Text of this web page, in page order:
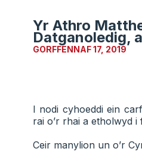
Yr Athro
Datganoledig,
GORFFENNAF 17, 2019
I nodi cyhoeddi ein
rai o’r rhai a etholwyd
Ceir manylion un o’r